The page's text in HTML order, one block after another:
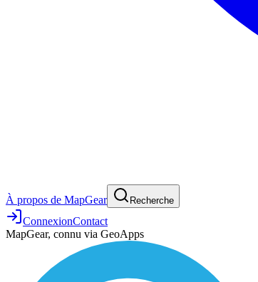
À propos de MapGear Recherche
ConnexionContact
MapGear, connu via GeoApps